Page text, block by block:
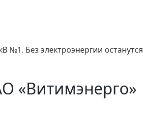
№1. Без электроэнергии останутся
«Витимэнерго»